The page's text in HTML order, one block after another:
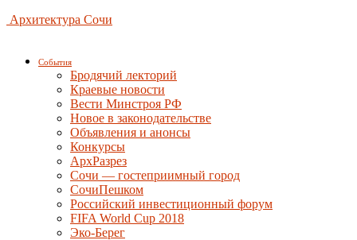
Архитектура Сочи
События
Бродячий лекторий
Краевые новости
Вести Минстроя РФ
Новое в законодательстве
Объявления и анонсы
Конкурсы
АрхРазрез
Сочи — гостеприимный город
СочиПешком
Российский инвестиционный форум
FIFA World Cup 2018
Эко-Берег